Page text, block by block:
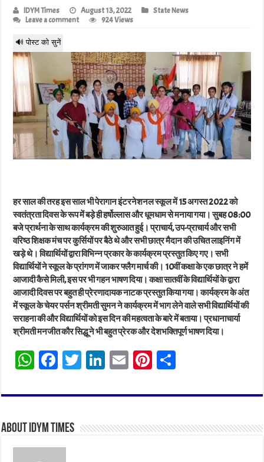
IDYM Times August 13, 2022
State News
Leave a comment
924 Views
🔊 पोस्ट को सुनें
हर साल की तरह इस साल भी पेरागान इंटरनेशनल स्कूल में 15 अगस्त 2022 को
स्वतंत्रता दिवस के रूप में बड़े ही हर्षोल्लास और धूमधाम से मनाया गया। सुबह 08:00
बजे प्रार्थना के साथ कार्यक्रम की शुरुआत हुई। प्राचार्य, उप-प्राचार्य और सभी
वरिष्ठ शिक्षक मंच पर कुर्सियों पर बैठे थे और सभी छात्र मैदान की उचित लाइनिंग में
खड़े थे। विद्यार्थियों द्वारा विभिन्न प्रकार के कार्यक्रम प्रस्तुत किए गए। सभी
विद्यार्थियों ने स्कूल के प्रांगण में जाकर फ्लैग मार्च की। 10वीं कक्षा के एक छात्र ने हमें
आजादी कैसे मिली, इस पर भी गहन भाषण दिया। कक्षा सातवीं के विद्यार्थियों के द्वारा
आजादी दिवस पर बहुत ही प्रेरणादायक नाटक प्रस्तुत किया गया। कार्यक्रम के अंत
में स्कूल के चेयर पर्सन श्रीमती सुमन ने कार्यक्रम में भाग लेने वाले सभी विद्यार्थियों की
सराहना की और विद्यार्थियों को इस दिन की महत्वता के बारे में बताया। प्रधानाचार्या
श्रीमती मनजीत कौर सिद्धू ने भी बहुत प्रेरक और देशभक्तिपूर्ण भाषण दिया।
W
ts
A
pp
Fa
bo
ok
T
tt
Li
ed
E
ail
Pi
er
t
e
About IDYM Times